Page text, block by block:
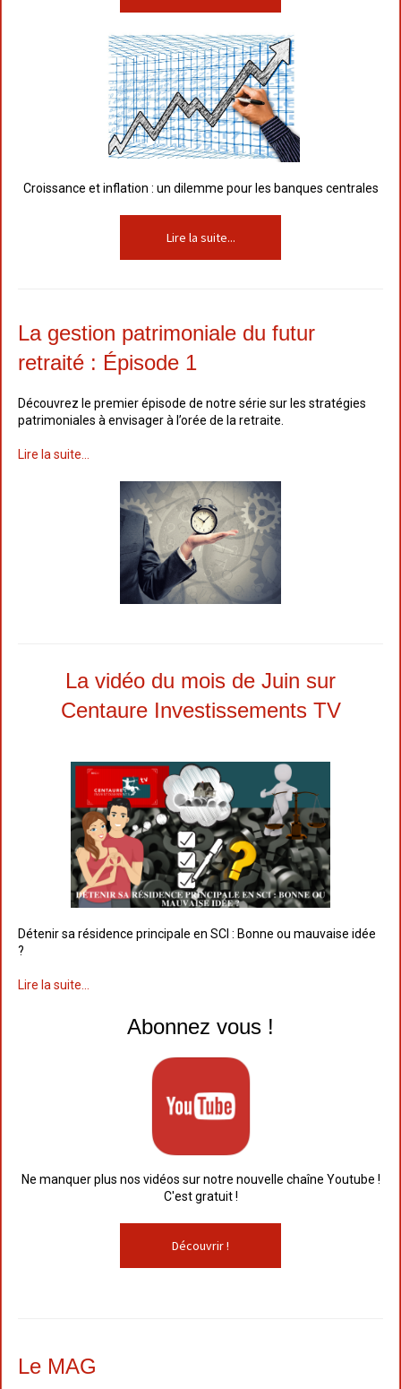
Croissance et inflation : un dilemme pour les banques centrales
Lire la suite...
La gestion patrimoniale du futur
retraité : Épisode 1
Découvrez le premier épisode de notre série sur les stratégies
patrimoniales à envisager à l’orée de la retraite.
Lire la suite...
La vidéo du mois de Juin sur
Centaure Investissements TV
Détenir sa résidence principale en SCI : Bonne ou mauvaise idée
?
Lire la suite...
Abonnez vous !
Ne manquer plus nos vidéos sur notre nouvelle chaîne Youtube !
C'est gratuit !
Découvrir !
Le MAG